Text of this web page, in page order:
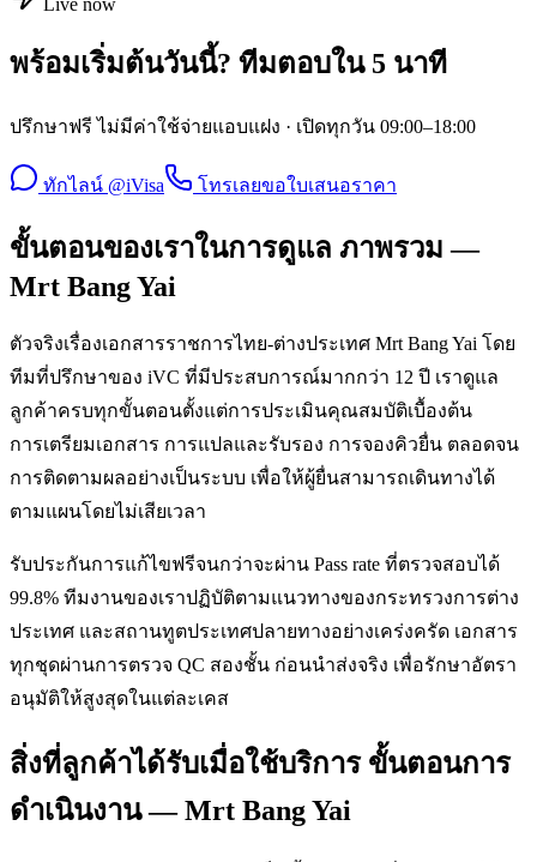
พร้อมเริ่มต้นวันนี้? ทีมตอบใน 5 นาที
ปรึกษาฟรี ไม่มีค่าใช้จ่ายแอบแฝง · เปิดทุกวัน 09:00–18:00
ทักไลน์ @iVisa โทรเลยขอใบเสนอราคา
ขั้นตอนของเราในการดูแล ภาพรวม —
Mrt Bang Yai
ตัวจริงเรื่องเอกสารราชการไทย-ต่างประเทศ Mrt Bang Yai โดย
ทีมที่ปรึกษาของ iVC ที่มีประสบการณ์มากกว่า 12 ปี เราดูแล
ลูกค้าครบทุกขั้นตอนตั้งแต่การประเมินคุณสมบัติเบื้องต้น
การเตรียมเอกสาร การแปลและรับรอง การจองคิวยื่น ตลอดจน
การติดตามผลอย่างเป็นระบบ เพื่อให้ผู้ยื่นสามารถเดินทางได้
ตามแผนโดยไม่เสียเวลา
รับประกันการแก้ไขฟรีจนกว่าจะผ่าน Pass rate ที่ตรวจสอบได้
99.8% ทีมงานของเราปฏิบัติตามแนวทางของกระทรวงการต่าง
ประเทศ และสถานทูตประเทศปลายทางอย่างเคร่งครัด เอกสาร
ทุกชุดผ่านการตรวจ QC สองชั้น ก่อนนำส่งจริง เพื่อรักษาอัตรา
อนุมัติให้สูงสุดในแต่ละเคส
สิ่งที่ลูกค้าได้รับเมื่อใช้บริการ ขั้นตอนการ
ดำเนินงาน — Mrt Bang Yai